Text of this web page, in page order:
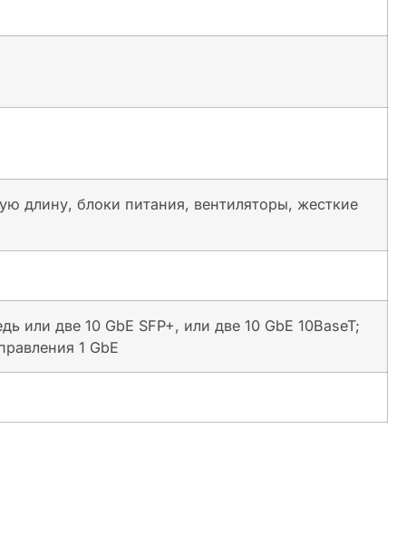
длину, блоки питания, вентиляторы, жесткие
или две 10 GbE SFP+, или две 10 GbE 10BaseT;
1 GbE